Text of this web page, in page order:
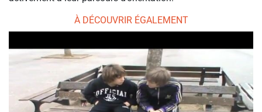
À DÉCOUVRIR ÉGALEMENT